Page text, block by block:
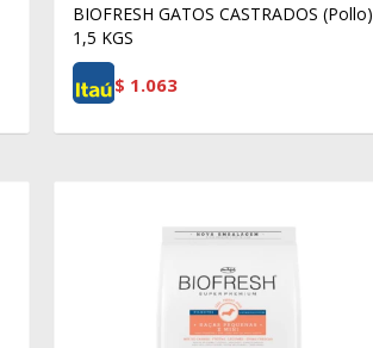
BIOFRESH GATOS CASTRADOS (Pollo)
1,5 KGS
$ 1.063